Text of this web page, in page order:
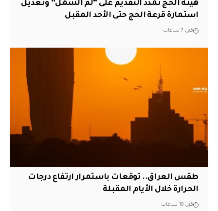
هيئة الحج تمدد التقديم على “لم الشمل” وتعديل
استمارة قرعة الحج حتى الأحد المقبل
قبل 7 ساعات
طقس العراق.. توقعات باستمرار ارتفاع درجات
الحرارة خلال الأيام المقبلة
قبل 10 ساعات